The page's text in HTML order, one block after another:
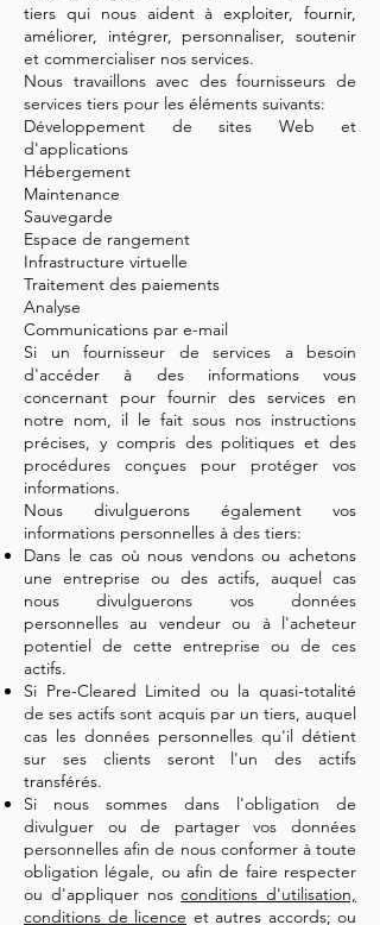
tiers qui nous aident à exploiter, fournir,
améliorer, intégrer, personnaliser, soutenir
et commercialiser nos services.
Nous travaillons avec des fournisseurs de
services tiers pour les éléments suivants:
Développement de sites Web et
d'applications
Hébergement
Maintenance
Sauvegarde
Espace de rangement
Infrastructure virtuelle
Traitement des paiements
Analyse
Communications par e-mail
Si un fournisseur de services a besoin
d'accéder à des informations vous
concernant pour fournir des services en
notre nom, il le fait sous nos instructions
précises, y compris des politiques et des
procédures conçues pour protéger vos
informations.
Nous divulguerons également vos
informations personnelles à des tiers:
Dans le cas où nous vendons ou achetons
une entreprise ou des actifs, auquel cas
nous divulguerons vos données
personnelles au vendeur ou à l'acheteur
potentiel de cette entreprise ou de ces
actifs.
Si Pre-Cleared Limited ou la quasi-totalité
de ses actifs sont acquis par un tiers, auquel
cas les données personnelles qu'il détient
sur ses clients seront l'un des actifs
transférés.
Si nous sommes dans l'obligation de
divulguer ou de partager vos données
personnelles afin de nous conformer à toute
obligation légale, ou afin de faire respecter
ou d'appliquer nosconditions d'utilisation,
conditions de licence et autres accords; ou